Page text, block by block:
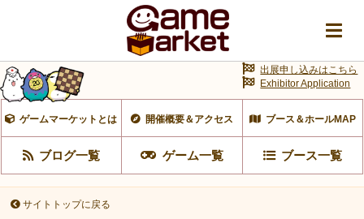
ゲームマーケットとは 開催概要＆アクセス ブース＆ホールMAP
ブログ一覧 ゲーム一覧 ブース一覧
出展申し込みはこちら
Exhibitor Application
サイトトップに戻る